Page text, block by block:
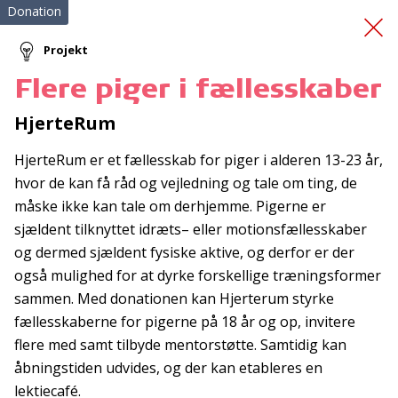
En god start på livet
Donation
Projekt
Flere piger i fællesskaber
HjerteRum
HjerteRum er et fællesskab for piger i alderen 13-23 år,
hvor de kan få råd og vejledning og tale om ting, de
måske ikke kan tale om derhjemme. Pigerne er
sjældent tilknyttet idræts– eller motionsfællesskaber
og dermed sjældent fysiske aktive, og derfor er der
også mulighed for at dyrke forskellige træningsformer
sammen. Med donationen kan Hjerterum styrke
fællesskaberne for pigerne på 18 år og op, invitere
flere med samt tilbyde mentorstøtte. Samtidig kan
åbningstiden udvides, og der kan etableres en
lektiecafé.
Tilmeld nyhedsbrev
De seneste nyheder om TrygFondens og TryghedsGruppens
aktiviteter direkte i din indbakke.
Tilmeld